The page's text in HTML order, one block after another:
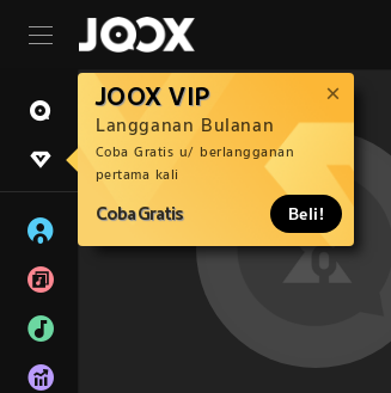
JOOX VIP
Langganan Bulanan
Coba Gratis u/ berlangganan
pertama kali
Coba Gratis Beli!